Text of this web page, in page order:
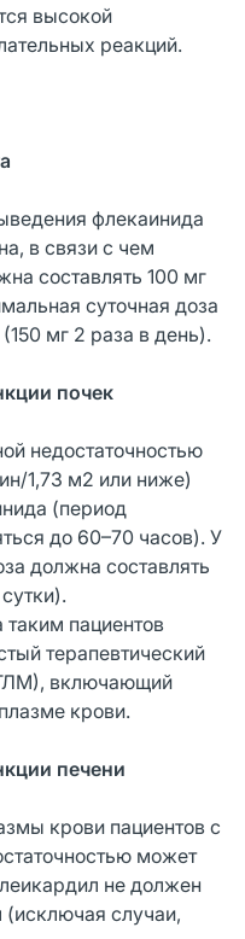
высокой
реакций.
флекаинида
в связи с чем
составлять 100 мг
суточная доза
мг 2 раза в день).
почек
недостаточностью
1,73 м2 или ниже)
(период
до 60–70 часов). У
должна составлять
пациентов
терапевтический
включающий
крови.
печени
крови пациентов с
может
не должен
(исключая случаи,